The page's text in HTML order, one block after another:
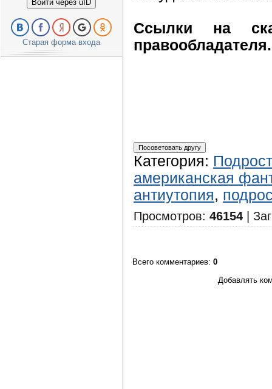
Войти через uID
Старая форма входа
Ссылки на
Категория:
американская
антиутопия,
Просмотров: 46154
Всего комментариев: 0
Добавлять